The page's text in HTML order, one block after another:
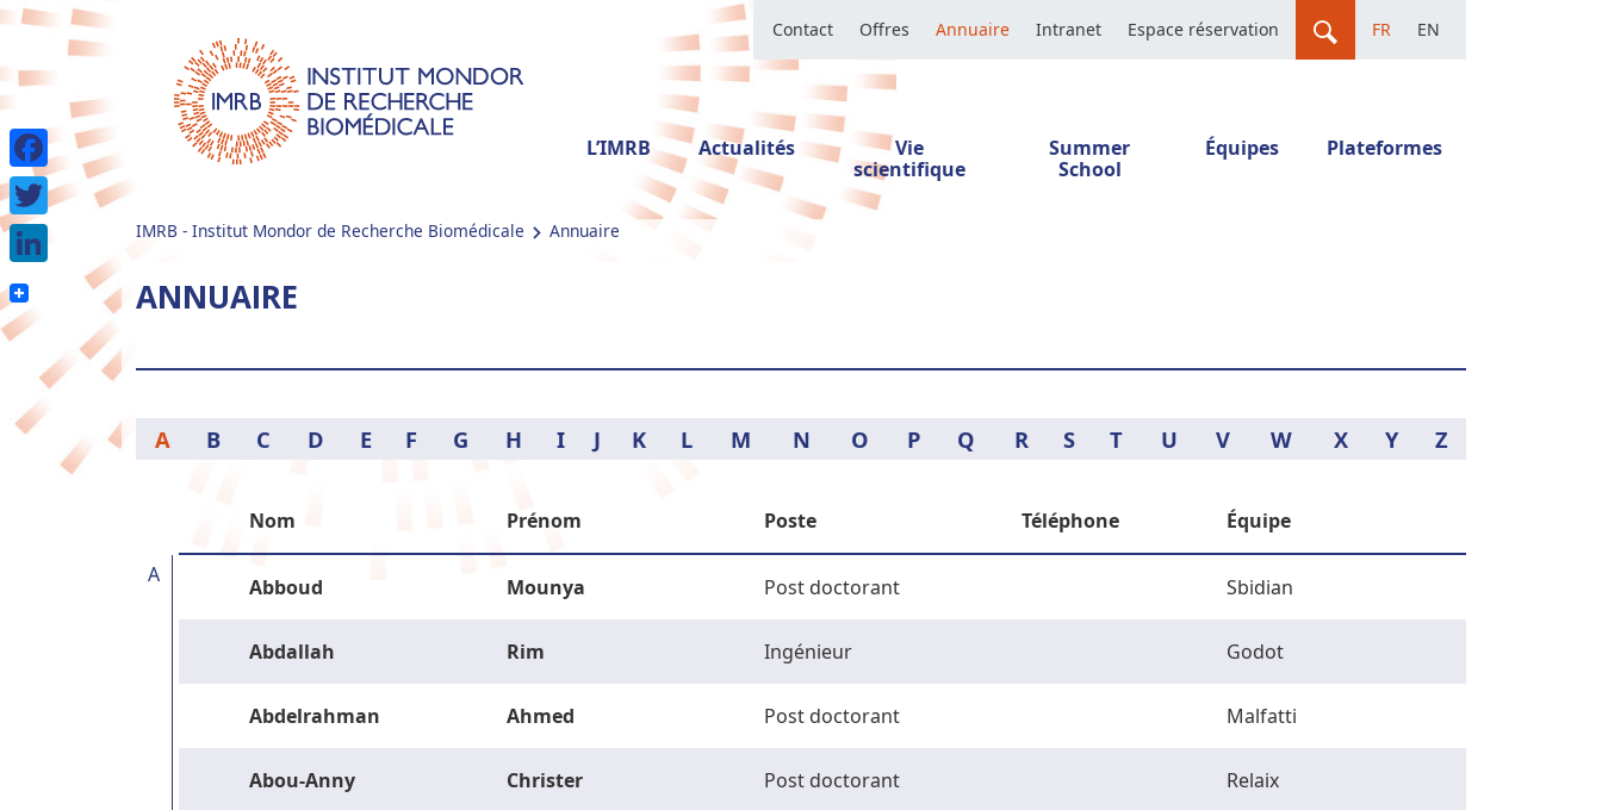
Contact Offres Annuaire Intranet Espace réservation FR EN
L’IMRB Actualités
Vie
scientifique
Summer
School
Équipes Plateformes
IMRB - Institut Mondor de Recherche Biomédicale Annuaire
ANNUAIRE
A B C D E F G H I J K L M N O P Q R S T U V W X Y Z
Nom Prénom Poste Téléphone Équipe
A Abboud Mounya Post doctorant Sbidian
Abdallah Rim Ingénieur Godot
Abdelrahman Ahmed Post doctorant Malfatti
Abou-Anny Christer Post doctorant Relaix
Facebook
Twitter
LinkedIn